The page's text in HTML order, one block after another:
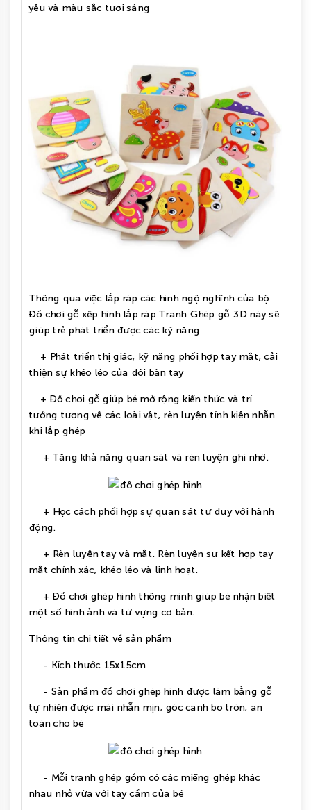
yêu và màu sắc tươi sáng
Thông qua việc lắp ráp các hình ngộ nghĩnh của bộ
Đồ chơi gỗ xếp hình lắp ráp Tranh Ghép gỗ 3D này sẽ
giúp trẻ phát triển được các kỹ năng
+ Phát triển thị giác, kỹ năng phối hợp tay mắt, cải
thiện sự khéo léo của đôi bàn tay
+ Đồ chơi gỗ giúp bé mở rộng kiến thức và trí
tưởng tượng về các loài vật, rèn luyện tính kiên nhẫn
khi lắp ghép
+ Tăng khả năng quan sát và rèn luyện ghi nhớ.
+ Học cách phối hợp sự quan sát tư duy với hành
động.
+ Rèn luyện tay và mắt. Rèn luyện sự kết hợp tay
mắt chính xác, khéo léo và linh hoạt.
+ Đồ chơi ghép hình thông mình giúp bé nhận biết
một số hình ảnh và từ vựng cơ bản. ️
Thông tin chi tiết về sản phẩm
- Kích thước 15x15cm
- Sản phẩm đồ chơi ghép hình được làm bằng gỗ
tự nhiên được mài nhẵn mịn, góc canh bo tròn, an
toàn cho bé
- Mỗi tranh ghép gồm có các miếng ghép khác
nhau nhỏ vừa với tay cầm của bé